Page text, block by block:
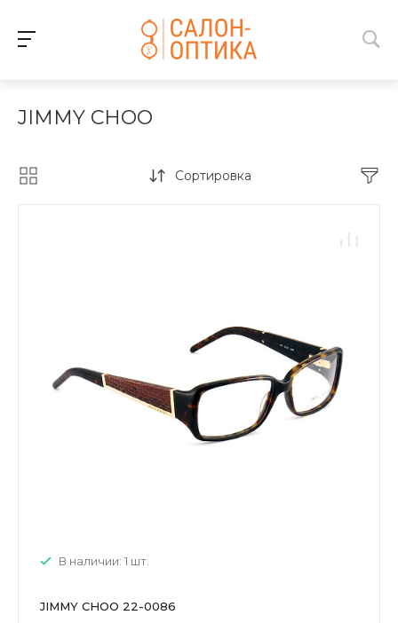
JIMMY CHOO
Сортировка
В наличии: 1 шт.
JIMMY CHOO 22-0086